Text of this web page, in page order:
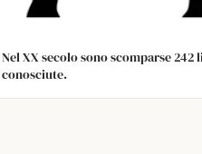
Nel XX secolo sono scomparse 242
conosciute.